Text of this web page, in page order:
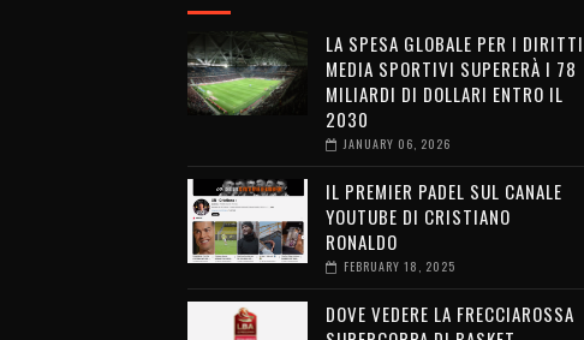
LA SPESA GLOBALE PER I DIRITTI
MEDIA SPORTIVI SUPERERÀ I 78
MILIARDI DI DOLLARI ENTRO IL
2030
JANUARY 06, 2026
IL PREMIER PADEL SUL CANALE
YOUTUBE DI CRISTIANO
RONALDO
FEBRUARY 18, 2025
DOVE VEDERE LA FRECCIAROSSA